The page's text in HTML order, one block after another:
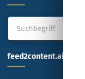
feed2content.ai